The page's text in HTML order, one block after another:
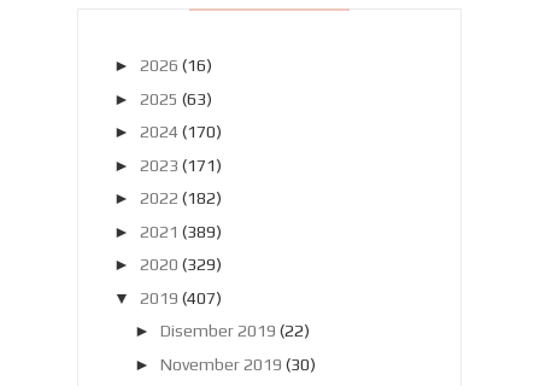
► 2026 (16)
► 2025 (63)
► 2024 (170)
► 2023 (171)
► 2022 (182)
► 2021 (389)
► 2020 (329)
▼
2019 (407)
► Disember 2019 (22)
► November 2019 (30)